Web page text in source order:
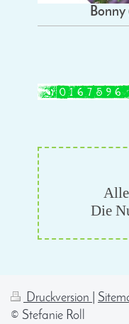
Bonny
Die
Druckversion
© Stefanie Roll